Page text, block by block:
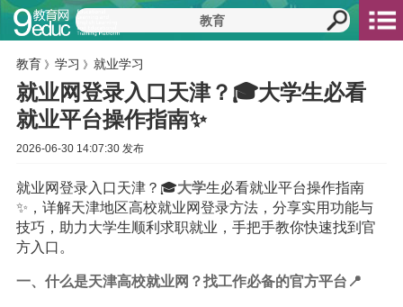
教育 》 学习 》 就业学习
就业网登录入口天津？🎓大学生必看
就业平台操作指南✨
2026-06-30 14:07:30 发布
就业网登录入口天津？🎓大学生必看就业平台操作指南
✨，详解天津地区高校就业网登录方法，分享实用功能与
技巧，助力大学生顺利求职就业，手把手教你快速找到官
方入口。
一、什么是天津高校就业网？找工作必备的官方平台📍